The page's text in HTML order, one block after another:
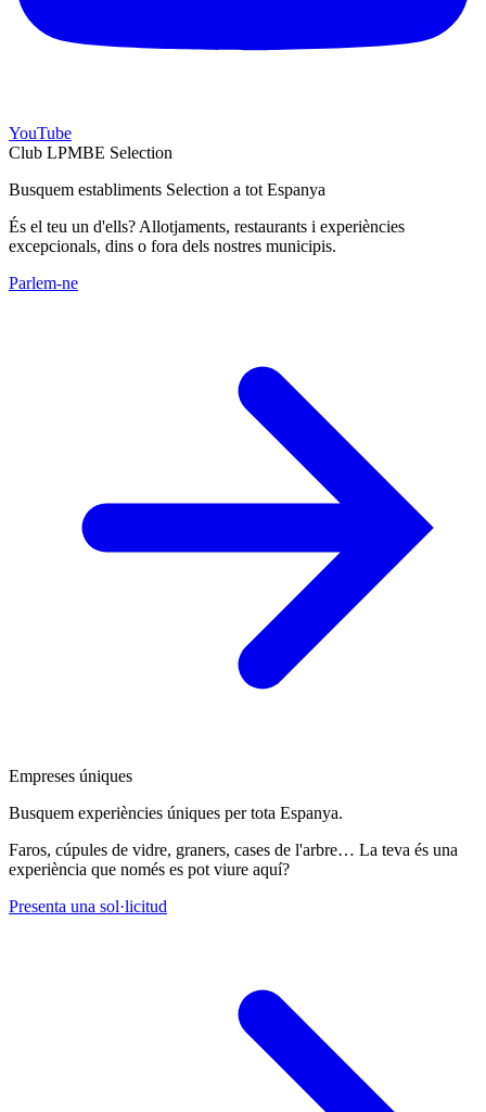
YouTube
Club LPMBE Selection
Busquem establiments Selection a tot Espanya
És el teu un d'ells? Allotjaments, restaurants i experiències
excepcionals, dins o fora dels nostres municipis.
Parlem-ne
Empreses úniques
Busquem experiències úniques per tota Espanya.
Faros, cúpules de vidre, graners, cases de l'arbre… La teva és una
experiència que només es pot viure aquí?
Presenta una sol·licitud